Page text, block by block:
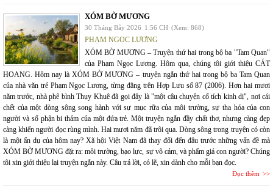
XÓM BỜ MƯƠNG
30 Tháng Bảy 2026 1:56 CH (Xem: 868)
PHẠM NGỌC LƯƠNG
XÓM BỜ MƯƠNG – Truyện thứ hai trong bộ ba "Tam Quan"
của Phạm Ngọc Lương. Hôm qua, chúng tôi giới thiệu CÁT
HOANG. Hôm nay là XÓM BỜ MƯƠNG – truyện ngắn thứ hai trong bộ ba Tam Quan
của nhà văn trẻ Phạm Ngọc Lương, từng đăng trên Hợp Lưu số 87 (2006). Hơn hai mươi
năm trước, nhà phê bình Thụy Khuê đã gọi đây là "một câu chuyện cổ tích kinh dị", nơi cái
chết của một dòng sông song hành với sự mục rữa của môi trường, sự tha hóa của con
người và số phận bi thảm của một đứa trẻ. Một truyện ngắn đầy chất thơ, nhưng càng đẹp
càng khiến người đọc rùng mình. Hai mươi năm đã trôi qua. Dòng sông trong truyện có còn
là một ẩn dụ của hôm nay? Xã hội Việt Nam đã thay đổi đến đâu trước những vấn đề mà
XÓM BỜ MƯƠNG đặt ra: môi trường, bạo lực, sự vô cảm, và phẩm giá con người? Chúng
tôi xin giới thiệu lại truyện ngắn này. Câu trả lời, có lẽ, xin dành cho mỗi bạn đọc.
Đọc thêm